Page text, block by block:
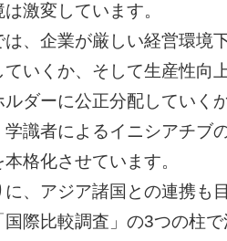
激変しています。
、企業が厳しい経営環境
いくか、そして生産性向
ダーに公正分配していく
識者によるイニシアチブ
格化させています。
に、アジア諸国との連携も
際比較調査」の3つの柱